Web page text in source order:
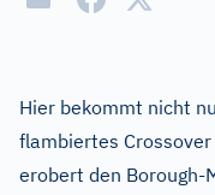
Hier bekommt nicht
flambiertes
erobert den Borough-